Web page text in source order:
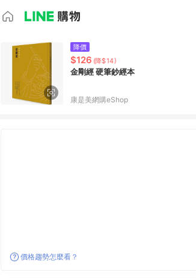
降價
$126 (降$14)
金剛經 硬筆鈔經本
康是美網購eShop
價格趨勢怎麼看？